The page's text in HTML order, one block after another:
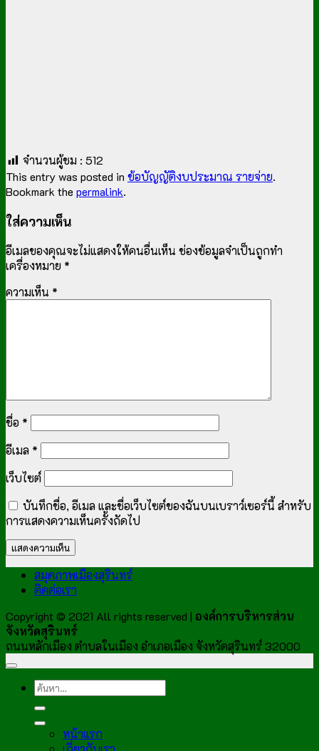
จำนวนผู้ชม : 512
This entry was posted in ข้อบัญญัติงบประมาณ รายจ่าย.
Bookmark the permalink.
ใส่ความเห็น
อีเมลของคุณจะไม่แสดงให้คนอื่นเห็น ช่องข้อมูลจำเป็นถูกทำ
เครื่องหมาย *
ความเห็น *
ชื่อ *
อีเมล *
เว็บไซต์
บันทึกชื่อ, อีเมล และชื่อเว็บไซต์ของฉันบนเบราว์เซอร์นี้ สำหรับ
การแสดงความเห็นครั้งถัดไป
สมุดภาพเมืองสุรินทร์
ติดต่อเรา
Copyright © 2021 All rights reserved | องค์การบริหารส่วน
จังหวัดสุรินทร์
ถนนหลักเมือง ตำบลในเมือง อำเภอเมือง จังหวัดสุรินทร์ 32000
หน้าแรก